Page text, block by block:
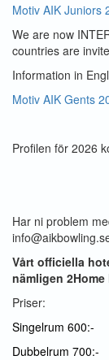
Motiv AIK Juniors
We are now
countries are
Information in
Motiv AIK Gents
Profilen för 2026
Har ni problem
Vårt officiella
nämligen
Priser:
Singelrum 600:-
Dubbelrum 700:-